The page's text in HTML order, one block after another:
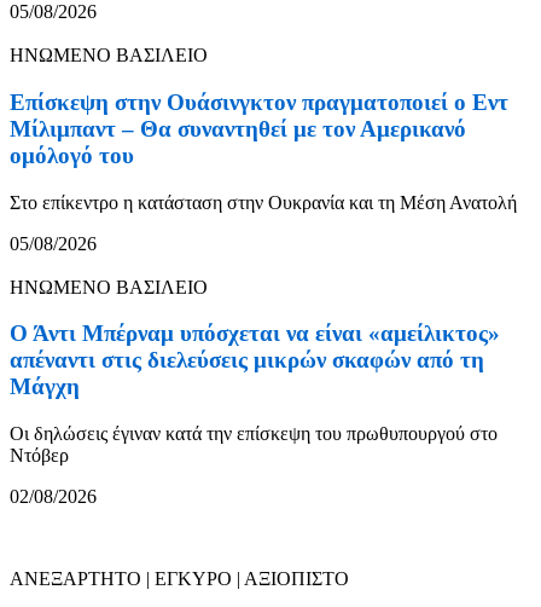
05/08/2026
ΗΝΩΜΕΝΟ ΒΑΣΙΛΕΙΟ
Επίσκεψη στην Ουάσινγκτον πραγματοποιεί ο Εντ
Μίλιμπαντ – Θα συναντηθεί με τον Αμερικανό
ομόλογό του
Στο επίκεντρο η κατάσταση στην Ουκρανία και τη Μέση Ανατολή
05/08/2026
ΗΝΩΜΕΝΟ ΒΑΣΙΛΕΙΟ
Ο Άντι Μπέρναμ υπόσχεται να είναι «αμείλικτος»
απέναντι στις διελεύσεις μικρών σκαφών από τη
Μάγχη
Οι δηλώσεις έγιναν κατά την επίσκεψη του πρωθυπουργού στο
Ντόβερ
02/08/2026
ΑΝΕΞΑΡΤΗΤΟ | ΕΓΚΥΡΟ | ΑΞΙΟΠΙΣΤΟ